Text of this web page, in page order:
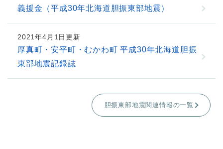
義援金（平成30年北海道胆振東部地震）
2021年4月1日更新
厚真町・安平町・むかわ町 平成30年北海道胆振
東部地震記録誌
胆振東部地震関連情報の一覧